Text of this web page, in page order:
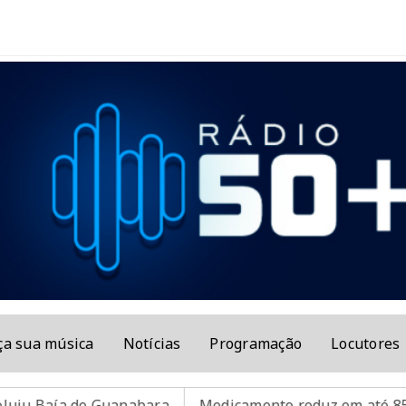
sua música Notícias Programação Locutores